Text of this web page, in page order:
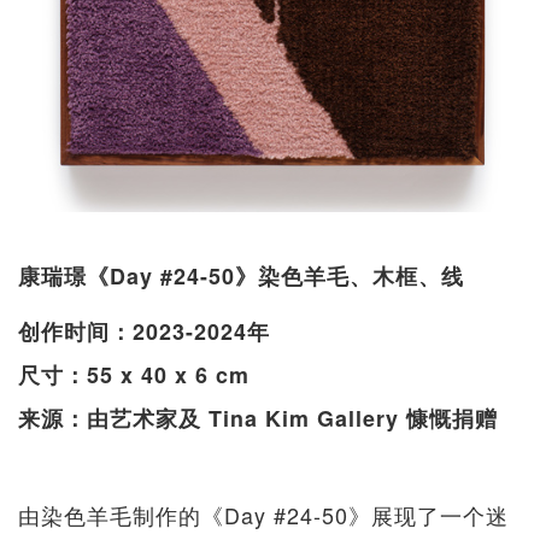
康瑞璟《Day #24-50》染色羊毛、木框、线
创作时间：2023-2024年
尺寸：55 x 40 x 6 cm
来源：由艺术家及 Tina Kim Gallery 慷慨捐赠
由染色羊毛制作的《Day #24-50》展现了一个迷